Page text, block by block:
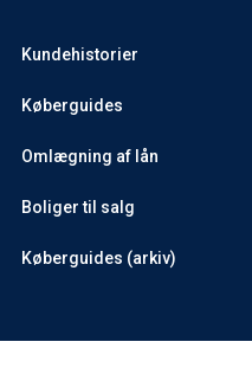
Kundehistorier
Køberguides
Omlægning af lån
Boliger til salg
Køberguides (arkiv)